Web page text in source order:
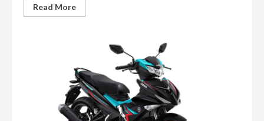
Read MoreRead
more
Pengetahuan
Kemajuan
Industri
Teknik